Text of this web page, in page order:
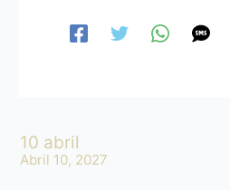
10 abril
Abril 10, 2027